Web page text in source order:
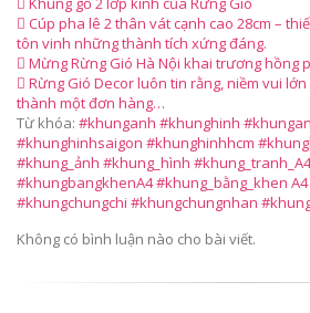
Cúp pha lê 2 thân vát cạnh cao 28cm –
tôn vinh những thành tích xứng đáng.
Mừng Rừng Gió Hà Nội khai trương hồng
Rừng Gió Decor luôn tin rằng, niềm vui
thành một đơn hàng…
Từ khóa: #khunganh #khunghinh
#khunghinhsaigon #khunghinhhcm
#khung_ảnh #khung_hình
#khungbangkhenA4 #khung_bằng_khen
#khungchungchi #khungchungnhan
Không có bình luận nào cho bài viết.